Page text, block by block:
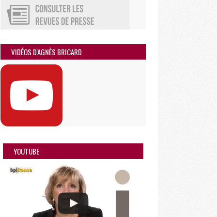
VIDÉOS D'AGNÈS BRICARD
YOUTUBE